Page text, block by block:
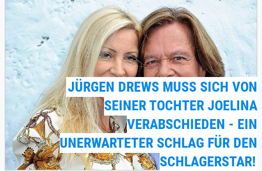
JÜRGEN DREWS MUSS SICH VON
SEINER TOCHTER JOELINA
VERABSCHIEDEN - EIN
UNERWARTETER SCHLAG FÜR DEN
SCHLAGERSTAR!